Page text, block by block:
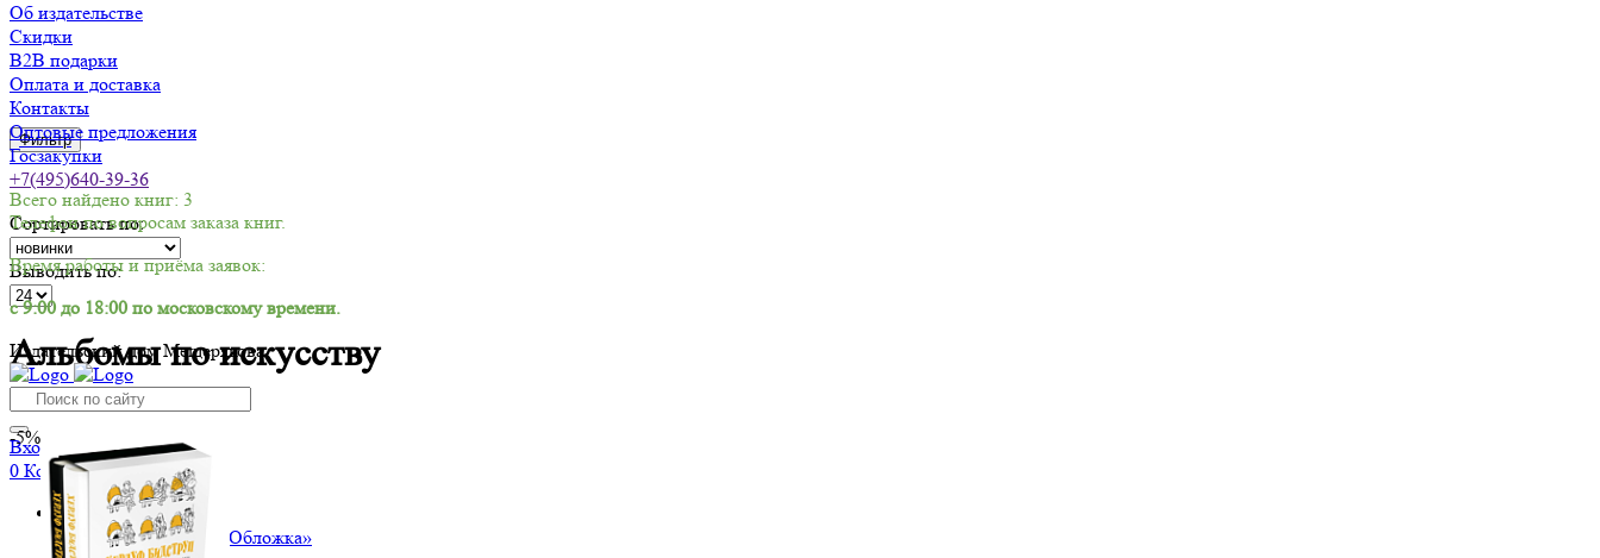
Об издательстве
Скидки
B2B подарки
Оплата и доставка
Контакты
Оптовые предложения
Госзакупки
+7(495)640-39-36
Телефон по вопросам заказа книг.
Время работы и приёма заявок:
с 9:00 до 18:00 по московскому времени.
Издательский дом Мещерякова
Вход/Регистрация
0 Корзина
Книги
Издательство «Обложка»
Фильтр
Всего найдено книг: 3
Сортировать по:
Выводить по:
Альбомы по искусству
-5%